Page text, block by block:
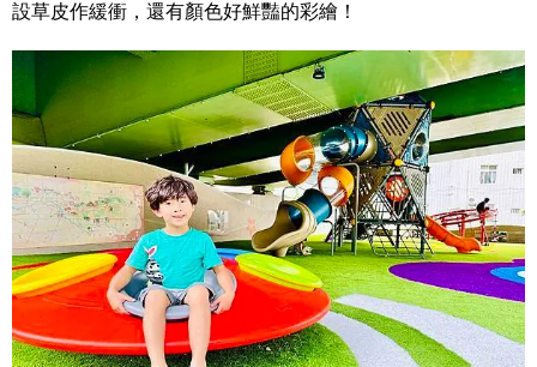
設草皮作緩衝，還有顏色好鮮豔的彩繪！